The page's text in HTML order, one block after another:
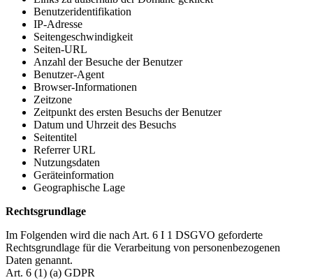
Benutzeridentifikation
IP-Adresse
Seitengeschwindigkeit
Seiten-URL
Anzahl der Besuche der Benutzer
Benutzer-Agent
Browser-Informationen
Zeitzone
Zeitpunkt des ersten Besuchs der Benutzer
Datum und Uhrzeit des Besuchs
Seitentitel
Referrer URL
Nutzungsdaten
Geräteinformation
Geographische Lage
Rechtsgrundlage
Im Folgenden wird die nach Art. 6 I 1 DSGVO geforderte
Rechtsgrundlage für die Verarbeitung von personenbezogenen
Daten genannt.
Art. 6 (1) (a) GDPR